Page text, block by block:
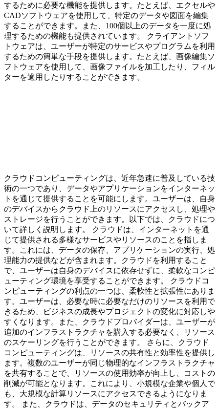
するために必要な機能を提供します。たとえば、エクセルや
CADソフトウェアを使用して、特定のデータや図面を編集
することができます。また、100個以上のデータを一度に処
理するための機能も提供されています。 クライアントソフ
トウェアは、ユーザーが特定のサービスやプログラムを利用
するための簡単な手段を提供します。たとえば、画像編集ソ
フトウェアを使用して、画像ファイルを加工したり、フィル
ターを適用したりすることができます。
クラウドコンピューティングは、近年急速に普及している技
術の一つであり、データやアプリケーションをインターネッ
トを通じて提供することを可能にします。ユーザーは、自身
のデバイスからクラウド上のリソースにアクセスし、処理や
ストレージを行うことができます。以下では、クラウドにつ
いて詳しく説明します。 クラウドは、インターネットを通
じて提供される多様なサービスやリソースのことを指しま
す。これには、データの保存、アプリケーションの実行、処
理能力の提供などが含まれます。クラウドを利用すること
で、ユーザーは自身のデバイスに依存せずに、柔軟なコンピ
ューティング環境を享受することができます。 クラウドコ
ンピューティングの利点の一つは、柔軟性と拡張性にありま
す。ユーザーは、必要な時に必要なだけのリソースを利用で
きるため、ビジネスの成長やプロジェクトの変化に対応しや
すくなります。また、クラウドプロバイダーは、ユーザーが
追加のインフラストラクチャを購入する必要なく、リソース
のスケーリングを行うことができます。 さらに、クラウド
コンピューティングは、リソースの共有性と効率性を提供し
ます。複数のユーザーが同じ物理的なインフラストラクチャ
を共有することで、リソースの使用効率が向上し、コストの
削減が可能となります。これにより、小規模な企業や個人で
も、大規模な計算リソースにアクセスできるようになりま
す。 また、クラウドは、データのセキュリティとバックア